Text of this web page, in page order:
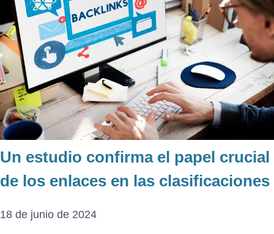
Un estudio confirma el papel crucial
de los enlaces en las clasificaciones
18 de junio de 2024